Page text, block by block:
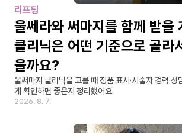
리프팅
울쎄라와 써마지를 함께 받을
클리닉은 어떤 기준으로 골라
을까요?
울써마지 클리닉을 고를 때 정품 표시·시술자 경력·상
게 확인하면 좋은지 정리했어요.
2026. 8. 7.